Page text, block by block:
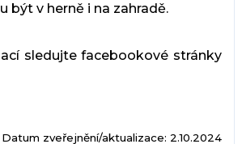
být v herně i na zahradě.
sledujte facebookové stránky
Datum zveřejnění/aktualizace: 2.10.2024